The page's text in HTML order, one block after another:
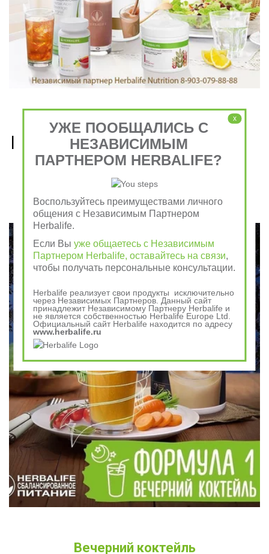
Рецепты, приготовленные
из продуктов Гербалайф
Nutrition
Вечерний коктейль
x
УЖЕ ПООБЩАЛИСЬ С
НЕЗАВИСИМЫМ
ПАРТНЕРОМ HERBALIFE?
Воспользуйтесь преимуществами личного
общения с Независимым Партнером
Herbalife.
Если Выуже общаетесь с Независимым
Партнером Herbalife, оставайтесь на связи,
чтобы получать персональные консультации.
Herbalife реализует свои продукты исключительно
через Независимых Партнеров. Данный сайт
принадлежит Независимому Партнеру Herbalife и
не является собственностью Herbalife Europe Ltd.
Официальный сайт Herbalife находится по адресу
www.herbalife.ru